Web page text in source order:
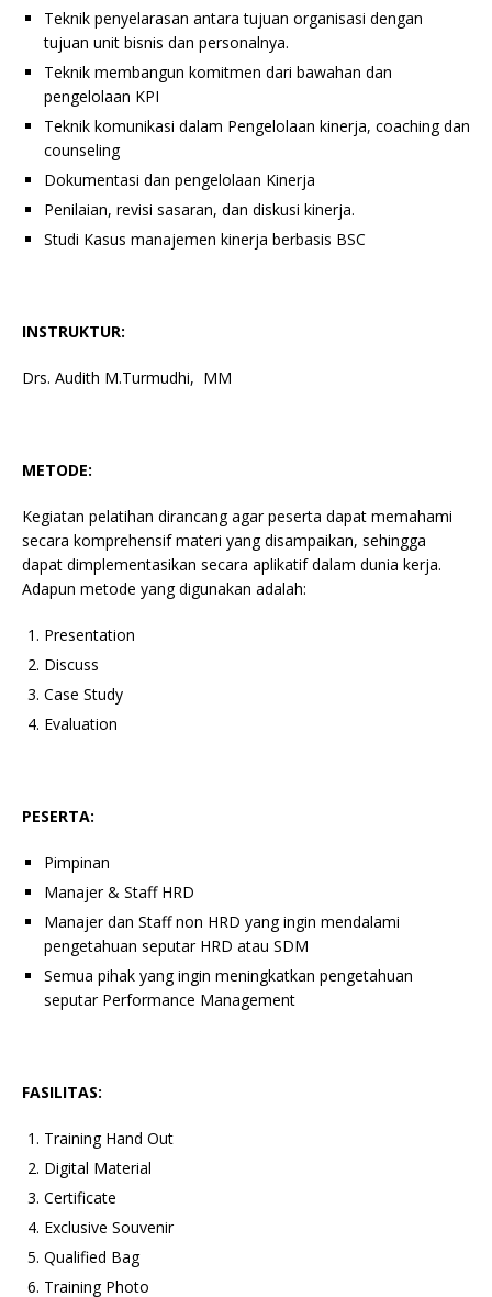
Teknik penyelarasan antara tujuan organisasi dengan
tujuan unit bisnis dan personalnya.
Teknik membangun komitmen dari bawahan dan
pengelolaan KPI
Teknik komunikasi dalam Pengelolaan kinerja, coaching dan
counseling
Dokumentasi dan pengelolaan Kinerja
Penilaian, revisi sasaran, dan diskusi kinerja.
Studi Kasus manajemen kinerja berbasis BSC
INSTRUKTUR:
Drs. Audith M.Turmudhi, MM
METODE:
Kegiatan pelatihan dirancang agar peserta dapat memahami
secara komprehensif materi yang disampaikan, sehingga
dapat dimplementasikan secara aplikatif dalam dunia kerja.
Adapun metode yang digunakan adalah:
Presentation
Discuss
Case Study
Evaluation
PESERTA:
Pimpinan
Manajer & Staff HRD
Manajer dan Staff non HRD yang ingin mendalami
pengetahuan seputar HRD atau SDM
Semua pihak yang ingin meningkatkan pengetahuan
seputar Performance Management
FASILITAS:
Training Hand Out
Digital Material
Certificate
Exclusive Souvenir
Qualified Bag
Training Photo